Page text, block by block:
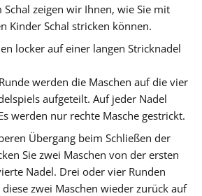
zeigen wir Ihnen, wie Sie mit
Kinder Schal stricken können.
locker auf einer langen Stricknadel
werden die Maschen auf die vier
aufgeteilt. Auf jeder Nadel
werden nur rechte Masche gestrickt.
Übergang beim Schließen der
Sie zwei Maschen von der ersten
Nadel. Drei oder vier Runden
diese zwei Maschen wieder zurück auf